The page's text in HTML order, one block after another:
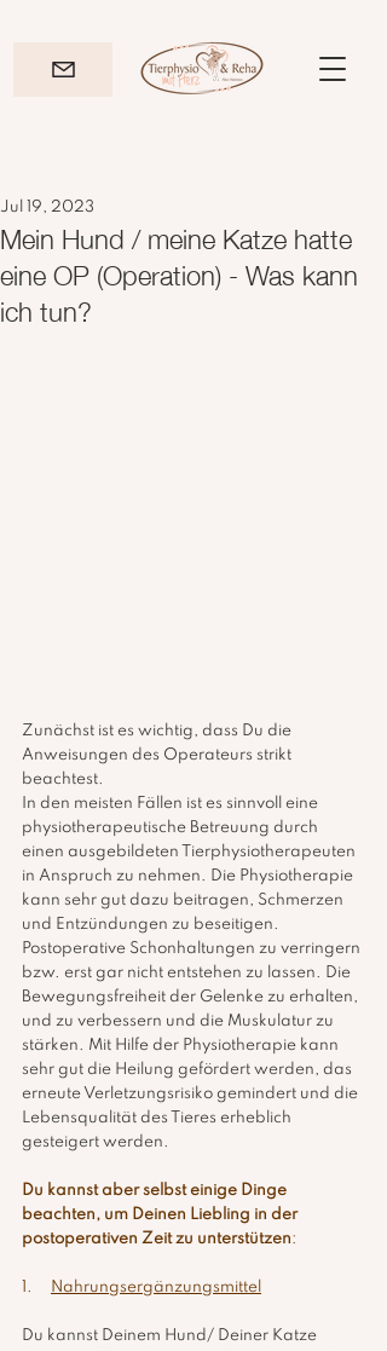
Mein Hund / meine Katze hatte
eine OP (Operation) - Was kann
ich tun?
Jul 19, 2023
Zunächst ist es wichtig, dass Du die
Anweisungen des Operateurs strikt
beachtest.
In den meisten Fällen ist es sinnvoll eine
physiotherapeutische Betreuung durch
einen ausgebildeten Tierphysiotherapeuten
in Anspruch zu nehmen. Die Physiotherapie
kann sehr gut dazu beitragen, Schmerzen
und Entzündungen zu beseitigen.
Postoperative Schonhaltungen zu verringern
bzw. erst gar nicht entstehen zu lassen. Die
Bewegungsfreiheit der Gelenke zu erhalten,
und zu verbessern und die Muskulatur zu
stärken. Mit Hilfe der Physiotherapie kann
sehr gut die Heilung gefördert werden, das
erneute Verletzungsrisiko gemindert und die
Lebensqualität des Tieres erheblich
gesteigert werden.
Du kannst aber selbst einige Dinge
beachten, um Deinen Liebling in der
postoperativen Zeit zu unterstützen:
1. Nahrungsergänzungsmittel
Du kannst Deinem Hund/ Deiner Katze